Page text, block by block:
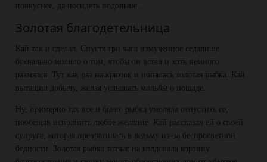
повкуснее, да посидеть подольше…
Золотая благодетельница
Кай так и сделал. Спустя три часа измученное седалище
буквально молило о том, чтобы он встал и хоть немного
размялся. Тут как раз на крючок и попалась золотая рыбка. Кай
вытащил добычу, желая услышать мольбы о пощаде.
Ну, примерно так все и было: рыбка умоляла отпустить ее,
пообещав исполнить любое желание. Кай рассказал ей о своей
супруге, которая превратилась в ведьму из-за беспросветной
бедности. Золотая рыбка тотчас на колдовала корзину